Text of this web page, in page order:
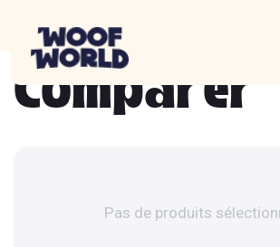
Comparer
Pas de produits